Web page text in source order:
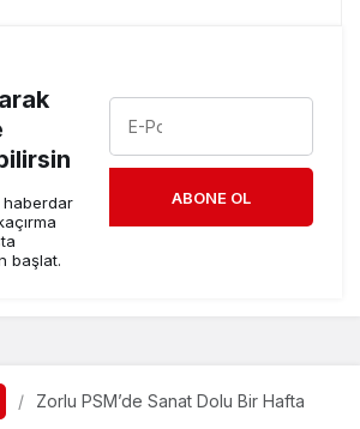
haberdar
başlat.
ABONE OL
Zorlu PSM’de Sanat Dolu Bir Hafta